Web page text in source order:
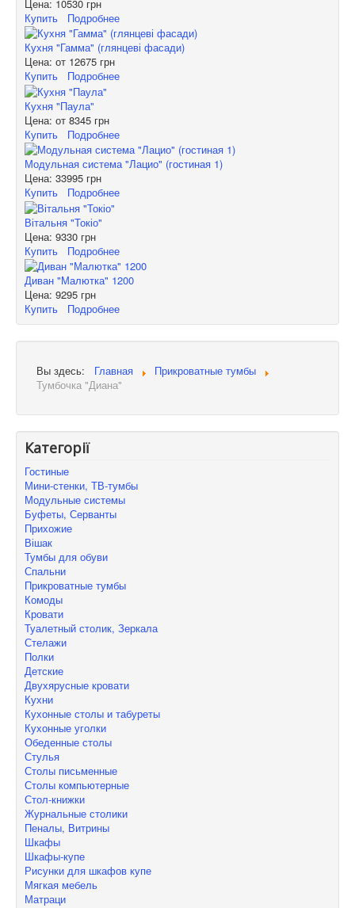
Цена: 10530 грн
Купить
Подробнее
Кухня "Гамма" (глянцеві фасади)
Цена: от 12675 грн
Купить
Подробнее
Кухня "Паула"
Цена: от 8345 грн
Купить
Подробнее
Модульная система "Лацио" (гостиная 1)
Цена: 33995 грн
Купить
Подробнее
Вітальня "Токіо"
Цена: 9330 грн
Купить
Подробнее
Диван "Малютка" 1200
Цена: 9295 грн
Купить
Подробнее
Вы здесь: Главная
Прикроватные тумбы
Тумбочка "Диана"
Категорії
Гостиные
Мини-стенки, ТВ-тумбы
Модульные системы
Буфеты, Серванты
Прихожие
Вішак
Тумбы для обуви
Спальни
Прикроватные тумбы
Комоды
Кровати
Туалетный столик, Зеркала
Стелажи
Полки
Детские
Двухярусные кровати
Кухни
Кухонные столы и табуреты
Кухонные уголки
Обеденные столы
Стулья
Столы письменные
Столы компьютерные
Стол-книжки
Журнальные столики
Пеналы, Витрины
Шкафы
Шкафы-купе
Рисунки для шкафов купе
Мягкая мебель
Матраци